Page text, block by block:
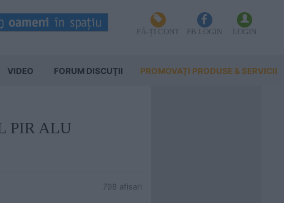
FĂ-ȚI CONT FB LOGIN LOGIN
VIDEO FORUM DISCUŢII PROMOVAȚI PRODUSE & SERVICII
PIR ALU
798 afisari